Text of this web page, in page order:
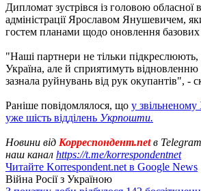
Дипломат зустрівся із головою обласної
адміністрації Ярославом Янушевичем,
гостем планами щодо оновлення
"Наші партнери не тільки
Україна, але й сприятимуть відновленню
зазнала руйнувань від рук окупантів", -
Раніше повідомлялося, що у
уже шість відділень Укрпошти.
Новини від Корреспондент.netв
наш канал https://t.me/korrespondentnet
Читайте Korrespondent.net в Google News
Війна Росії з Україною